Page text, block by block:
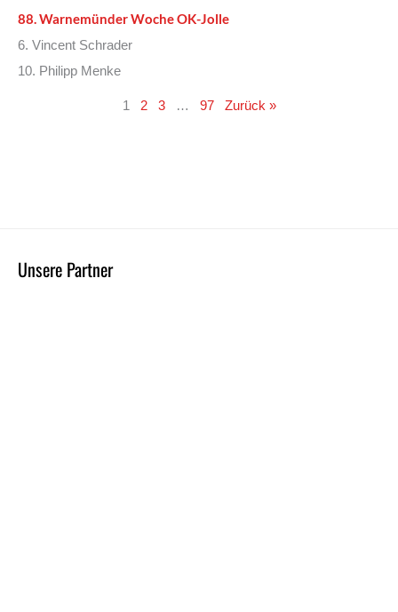
88. Warnemünder Woche OK-Jolle
6. Vincent Schrader
10. Philipp Menke
1 2 3 … 97 Zurück »
Unsere Partner